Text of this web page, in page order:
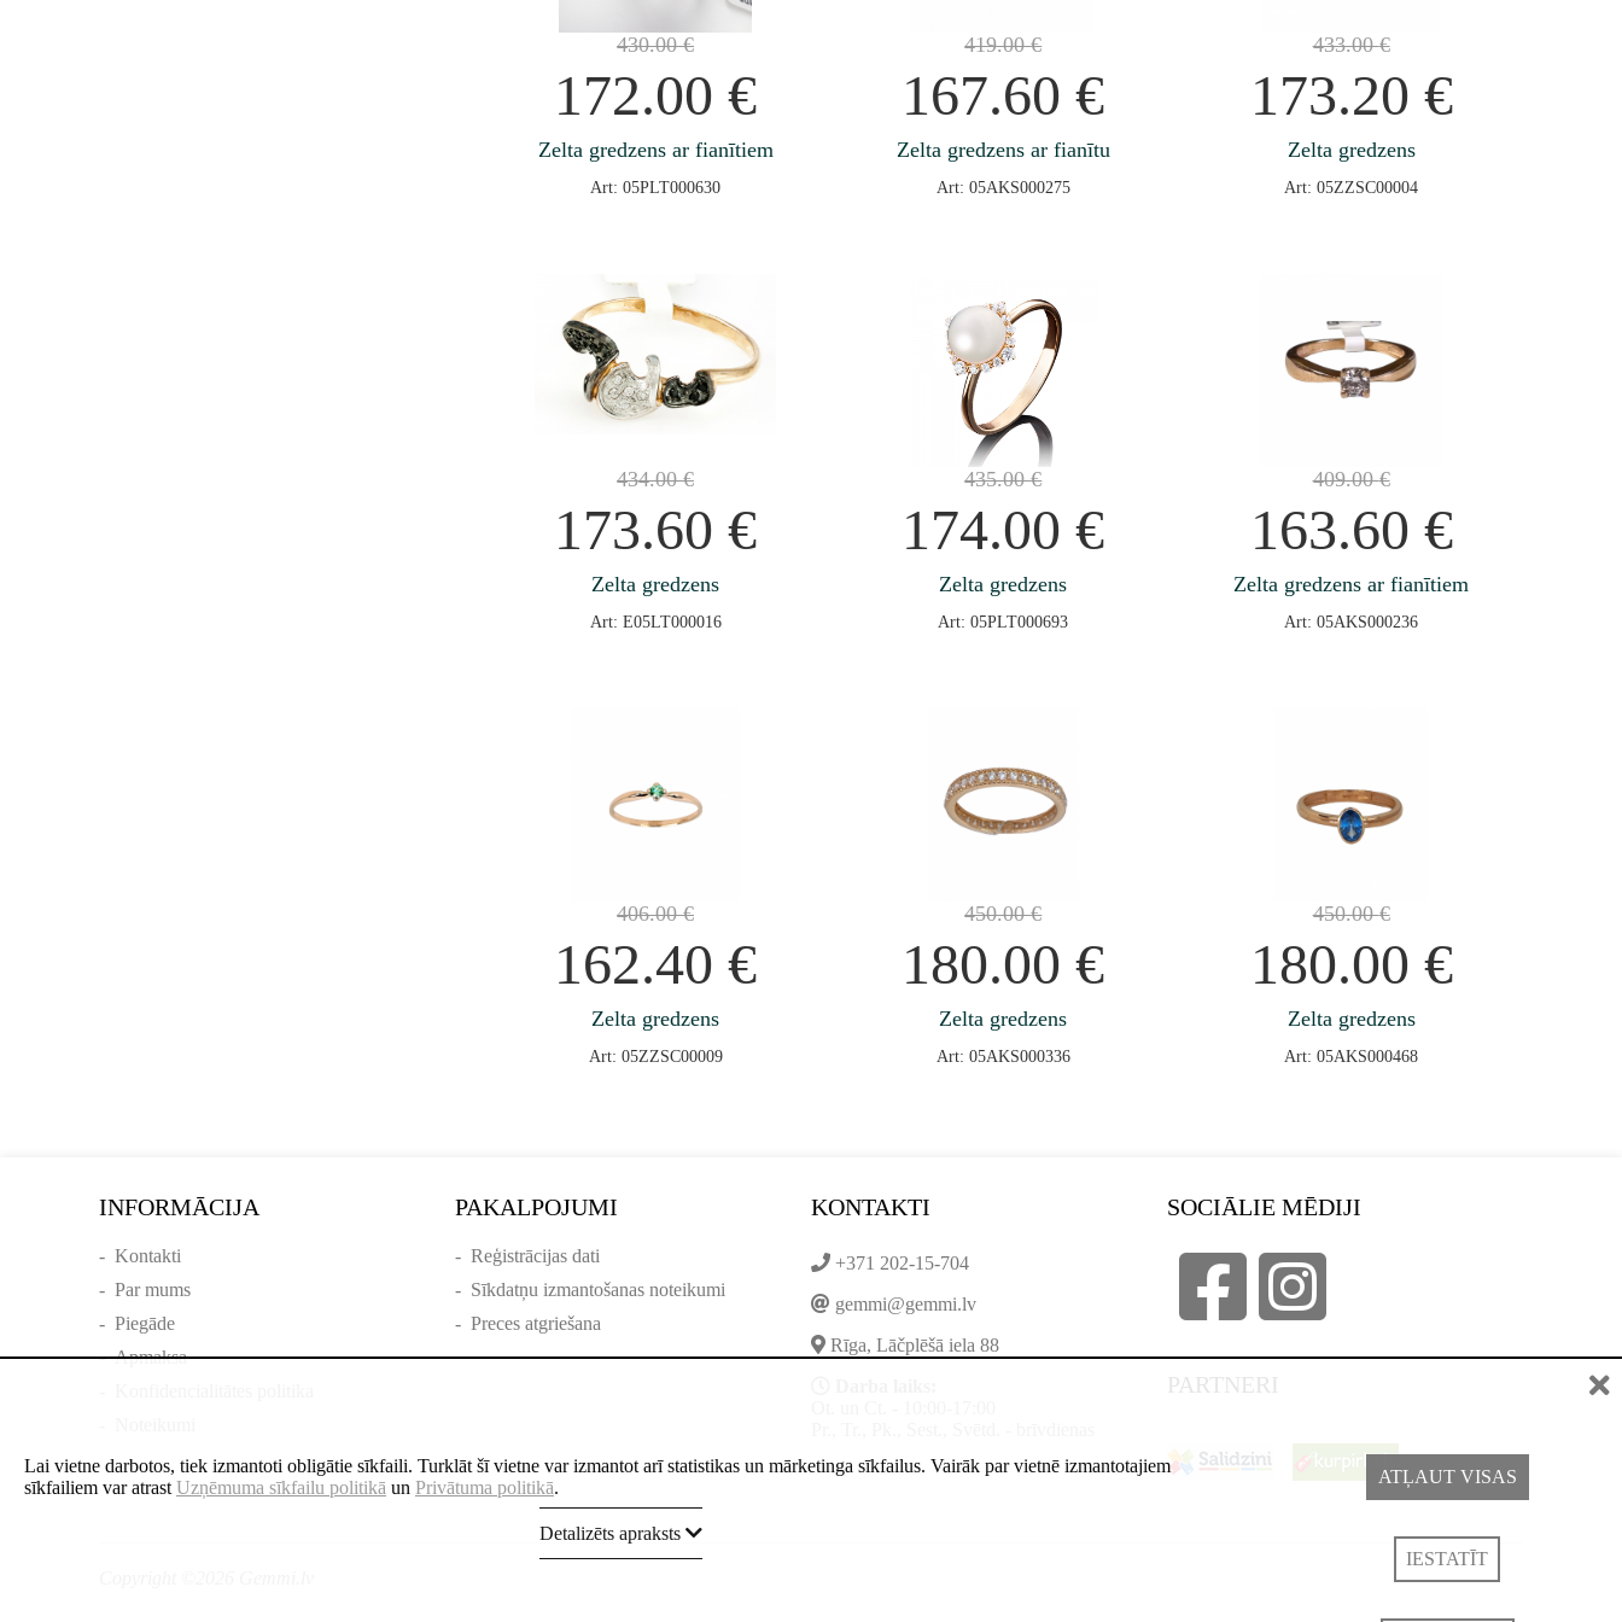
430.00€
172.00€
Zelta gredzens ar fianītiem
Art: 05PLT000630
419.00€
167.60€
Zelta gredzens ar fianītu
Art: 05AKS000275
433.00€
173.20 €
Zelta gredzens
Art: 05ZZSC00004
434.00€
173.60€
Zelta gredzens
Art: E05LT000016
435.00€
174.00€
Zelta gredzens
Art: 05PLT000693
409.00€
163.60 €
Zelta gredzens ar fianītiem
Art: 05AKS000236
406.00€
162.40€
Zelta gredzens
Art: 05ZZSC00009
450.00€
180.00€
Zelta gredzens
Art: 05AKS000336
450.00€
180.00 €
Zelta gredzens
Art: 05AKS000468
INFORMĀCIJA
- Kontakti
- Par mums
- Piegāde
-Apmaksa
PAKALPOJUMI
- Reģistrācijas dati
- Sīkdatņu izmantošanas noteikumi
- Preces atgriešana
KONTAKTI
+371 202-15-704
gemmi@gemmi.lv
Rīga, Lāčplēšā iela 88
SOCIĀLIE MĒDIJI
PARTNERI
Lai vietne darbotos, tiek izmantoti obligātie sīkfaili. Turklāt šī vietne var izmantot arī statistikas un mārketinga sīkfailus. Vairāk par vietnē izmantotajiem
sīkfailiem var atrast Uzņēmuma sīkfailu politikā un Privātuma politikā.
Detalizēts apraksts
ATĻAUT VISAS
IESTATĪT